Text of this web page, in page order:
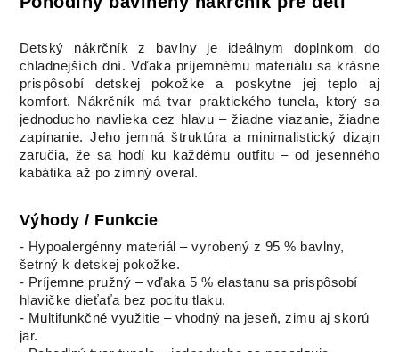
Detský nákrčník z bavlny je ideálnym doplnkom do
chladnejších dní. Vďaka príjemnému materiálu sa krásne
prispôsobí detskej pokožke a poskytne jej teplo aj
komfort. Nákrčník má tvar praktického tunela, ktorý sa
jednoducho navlieka cez hlavu – žiadne viazanie, žiadne
zapínanie. Jeho jemná štruktúra a minimalistický dizajn
zaručia, že sa hodí ku každému outfitu – od jesenného
kabátika až po zimný overal.
Výhody / Funkcie
- Hypoalergénny materiál – vyrobený z 95 % bavlny,
šetrný k detskej pokožke.
- Príjemne pružný – vďaka 5 % elastanu sa prispôsobí
hlavičke dieťaťa bez pocitu tlaku.
- Multifunkčné využitie – vhodný na jeseň, zimu aj skorú
jar.